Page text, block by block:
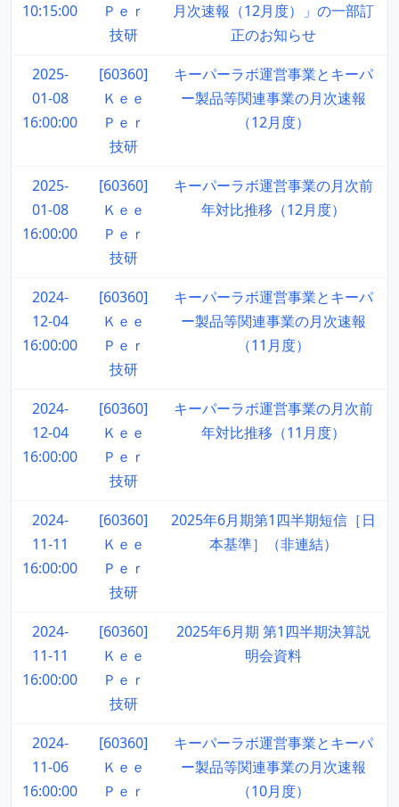
10:15:00
Ｐｅｒ
技研
月次速報（12月度）」の一部訂
正のお知らせ
2025-
01-08
16:00:00
[60360]
Ｋｅｅ
Ｐｅｒ
技研
キーパーラボ運営事業とキーパ
ー製品等関連事業の月次速報
（12月度）
2025-
01-08
16:00:00
[60360]
Ｋｅｅ
Ｐｅｒ
技研
キーパーラボ運営事業の月次前
年対比推移（12月度）
2024-
12-04
16:00:00
[60360]
Ｋｅｅ
Ｐｅｒ
技研
キーパーラボ運営事業とキーパ
ー製品等関連事業の月次速報
（11月度）
2024-
12-04
16:00:00
[60360]
Ｋｅｅ
Ｐｅｒ
技研
キーパーラボ運営事業の月次前
年対比推移（11月度）
2024-
11-11
16:00:00
[60360]
Ｋｅｅ
Ｐｅｒ
技研
2025年6月期第1四半期短信［日
本基準］（非連結）
2024-
11-11
16:00:00
[60360]
Ｋｅｅ
Ｐｅｒ
技研
2025年6月期 第1四半期決算説
明会資料
2024-
11-06
16:00:00
[60360]
Ｋｅｅ
Ｐｅｒ
キーパーラボ運営事業とキーパ
ー製品等関連事業の月次速報
（10月度）